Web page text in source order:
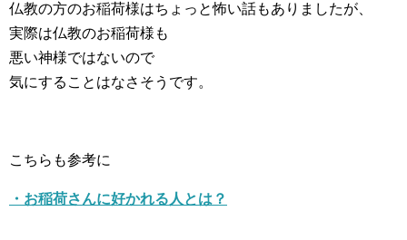
仏教の方のお稲荷様はちょっと怖い話もありましたが、
実際は仏教のお稲荷様も
悪い神様ではないので
気にすることはなさそうです。
こちらも参考に
・お稲荷さんに好かれる人とは？